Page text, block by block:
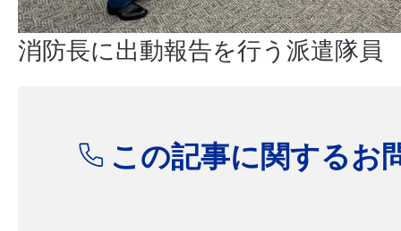
消防長に出動報告を行う派遣隊員
この記事に関するお